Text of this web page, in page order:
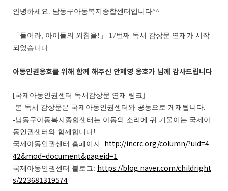
본문
안녕하세요. 남동구아동복지종합센터입니다^^
「 들어라, 아이들의 외침을! 」 17번째 독서 감상문 연재가 시작
되었습니다.
아동인권옹호를 위해 함께 해주신 안제영 옹호가 님께 감사드립니다
[국제아동인권센터 독서감상문 연재 링크]
-본 독서 감상문은 국제아동인권센터와 공동으로 게재됩니다.
-남동구아동복지종합센터는 아동의 소리에 귀 기울이는 국제아
동인권센터와 함께합니다!
국제아동인권센터 홈페이지 : http://incrc.org/column/?uid=4
42&mod=document&pageid=1
국제아동인권센터 블로그: https://blog.naver.com/childright
s/223681319574